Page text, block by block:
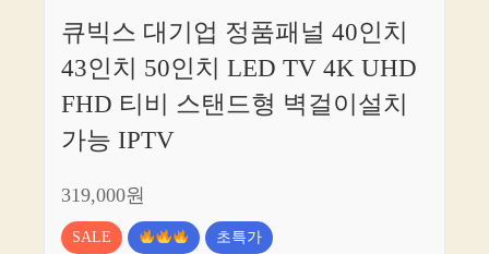
큐빅스 대기업 정품패널 40인치
43인치 50인치 LED TV 4K UHD
FHD 티비 스탠드형 벽걸이설치
가능 IPTV
319,000원
SALE 초특가